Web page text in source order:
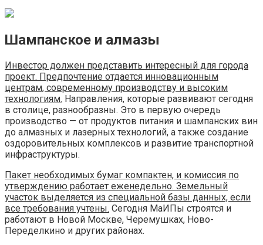
Шампанское и алмазы
Инвестор должен представить интересный для города
проект. Предпочтение отдается инновационным
центрам, современному производству и высоким
технологиям. Направления, которые развивают сегодня
в столице, разнообразны. Это в первую очередь
производство — от продуктов питания и шампанских вин
до алмазных и лазерных технологий, а также создание
оздоровительных комплексов и развитие транспортной
инфраструктуры.
Пакет необходимых бумаг компактен, и комиссия по
утверждению работает еженедельно. Земельный
участок выделяется из специальной базы данных, если
все требования учтены. Сегодня МаИПы строятся и
работают в Новой Москве, Черемушках, Ново-
Переделкино и других районах.